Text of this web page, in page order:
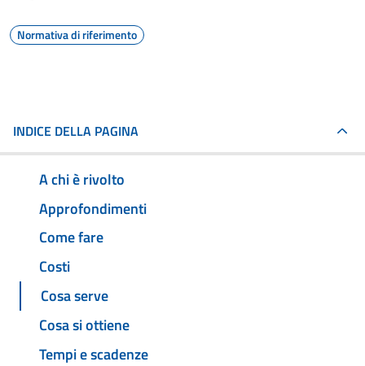
Normativa di riferimento
INDICE DELLA PAGINA
A chi è rivolto
Approfondimenti
Come fare
Costi
Cosa serve
Cosa si ottiene
Tempi e scadenze